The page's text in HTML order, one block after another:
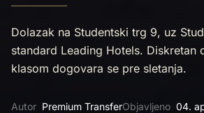
Dolazak na Studentski trg 9, uz
standard Leading Hotels. Diskretan
klasom dogovara se pre sletanja.
Autor Premium TransferObjavljeno 04.